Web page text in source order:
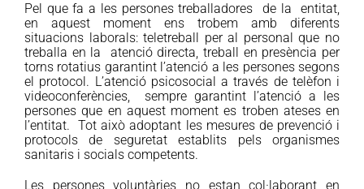
Pel que fa a les persones treballadores de la entitat,
en aquest moment ens trobem amb diferents
situacions laborals: teletreball per al personal que no
treballa en la atenció directa, treball en presència per
torns rotatius garantint l’atenció a les persones segons
el protocol. L’atenció psicosocial a través de telèfon i
videoconferències, sempre garantint l’atenció a les
persones que en aquest moment es troben ateses en
l’entitat. Tot això adoptant les mesures de prevenció i
protocols de seguretat establits pels organismes
sanitaris i socials competents.
Les persones voluntàries no estan col·laborant en